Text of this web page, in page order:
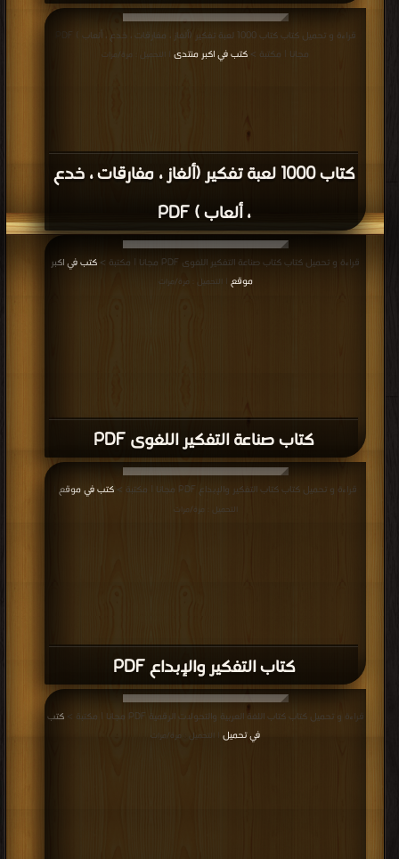
كتاب 1000 لعبة تفكير (ألغاز ، مفارقات ، خدع
، ألعاب ) PDF
مجانا | مكتبة > كتب في اكبر منتدى | التحميل : مرة/مرات
كتاب صناعة التفكير اللغوى PDF
قراءة و تحميل كتاب كتاب صناعة التفكير اللغوى PDF مجانا | مكتبة >
كتب في اكبر
موقع
| التحميل : مرة/مرات
كتاب التفكير والإبداع PDF
قراءة و تحميل كتاب كتاب التفكير والإبداع PDF مجانا | مكتبة > كتب في موقع
التحميل : مرة/مرات
قراءة و تحميل كتاب كتاب اللغة العربية والتحولات الرقمية PDF مجانا | مكتبة >
كتب
في تحميل
| التحميل : مرة/مرات